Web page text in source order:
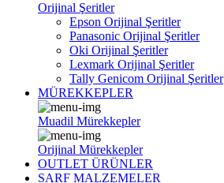
Orijinal Şeritler
Epson Orijinal Şeritler
Panasonic Orijinal Şeritler
Oki Orijinal Şeritler
Lexmark Orijinal Şeritler
Tally Genicom Orijinal Şeritler
MÜREKKEPLER
Muadil Mürekkepler
Orijinal Mürekkepler
OUTLET ÜRÜNLER
SARF MALZEMELER